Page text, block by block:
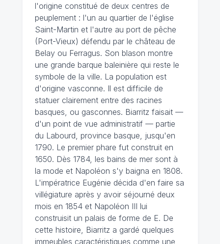
l'origine constitué de deux centres de
peuplement : l'un au quartier de l'église
Saint-Martin et l'autre au port de pêche
(Port-Vieux) défendu par le château de
Belay ou Ferragus. Son blason montre
une grande barque baleinière qui reste le
symbole de la ville. La population est
d'origine vasconne. Il est difficile de
statuer clairement entre des racines
basques, ou gasconnes. Biarritz faisait —
d'un point de vue administratif — partie
du Labourd, province basque, jusqu'en
1790. Le premier phare fut construit en
1650. Dès 1784, les bains de mer sont à
la mode et Napoléon s'y baigna en 1808.
L'impératrice Eugénie décida d'en faire sa
villégiature après y avoir séjourné deux
mois en 1854 et Napoléon III lui
construisit un palais de forme de E. De
cette histoire, Biarritz a gardé quelques
immeubles caractéristiques comme une